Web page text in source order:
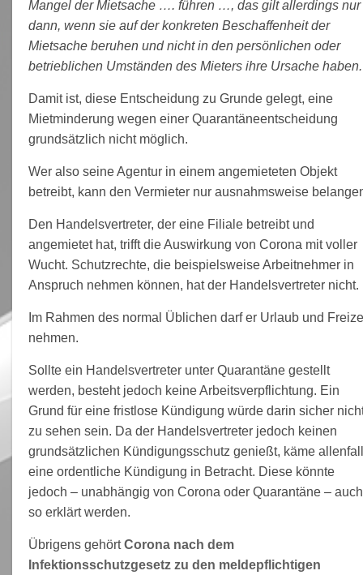
Mangel der Mietsache …. führen …, das gilt allerdings nur
dann, wenn sie auf der konkreten Beschaffenheit der
Mietsache beruhen und nicht in den persönlichen oder
betrieblichen Umständen des Mieters ihre Ursache
Damit ist, diese Entscheidung zu Grunde gelegt, eine
Mietminderung wegen einer Quarantäneentscheidung
grundsätzlich nicht möglich.
Wer also seine Agentur in einem angemieteten Objekt
betreibt, kann den Vermieter nur ausnahmsweise
Den Handelsvertreter, der eine Filiale betreibt und
angemietet hat, trifft die Auswirkung von Corona mit voller
Wucht. Schutzrechte, die beispielsweise Arbeitnehmer in
Anspruch nehmen können, hat der Handelsvertreter nicht.
Im Rahmen des normal Üblichen darf er Urlaub und
nehmen.
Sollte ein Handelsvertreter unter Quarantäne gestellt
werden, besteht jedoch keine Arbeitsverpflichtung. Ein
Grund für eine fristlose Kündigung würde darin sicher
zu sehen sein. Da der Handelsvertreter jedoch keinen
grundsätzlichen Kündigungsschutz genießt, käme
eine ordentliche Kündigung in Betracht. Diese könnte
jedoch – unabhängig von Corona oder Quarantäne – auch
so erklärt werden.
Übrigens gehörtCorona nach dem
Infektionsschutzgesetz zu den meldepflichtigen